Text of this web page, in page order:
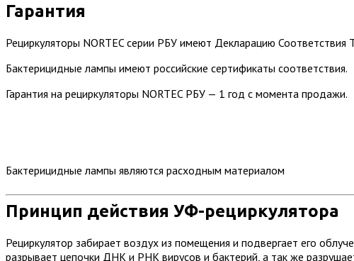
Гарантия
Рециркуляторы NORTEC серии РБУ имеют Декларацию
Бактерицидные лампы имеют российские сертификаты соответствия.
Гарантия на рециркуляторы NORTEC РБУ — 1 год с момента продажи.
Бактерицидные лампы являются расходным материалом
Принцип действия УФ-рециркулятора
Рециркулятор забирает воздух из помещения и подвергает его
разрывает цепочки ДНК и РНК вирусов и бактерий, а так же